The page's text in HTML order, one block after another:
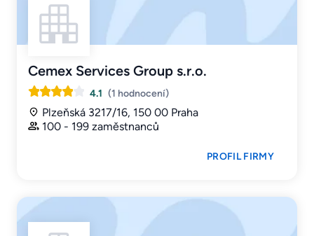
Cemex Services Group s.r.o.
4.1 (1 hodnocení)
Plzeňská 3217/16, 150 00 Praha
100 - 199 zaměstnanců
PROFIL FIRMY